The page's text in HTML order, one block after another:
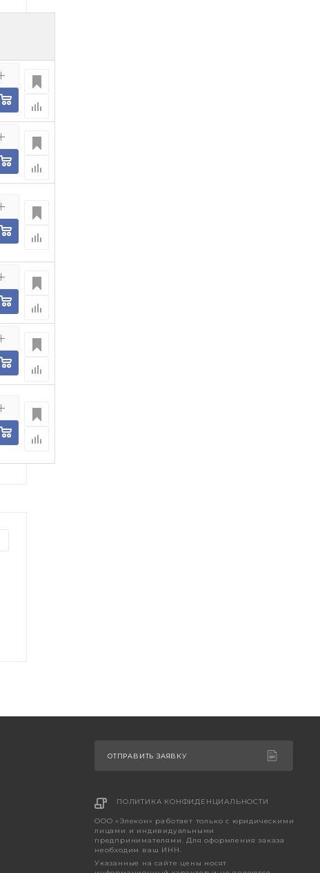
ОТПРАВИТЬ ЗАЯВКУ
ПОЛИТИКА КОНФИДЕНЦИАЛЬНОСТИ
ООО «Элекон» работает только с юридическими
лицами и индивидуальными
предпринимателями. Для оформления заказа
необходим ваш ИНН.
Указанные на сайте цены носят